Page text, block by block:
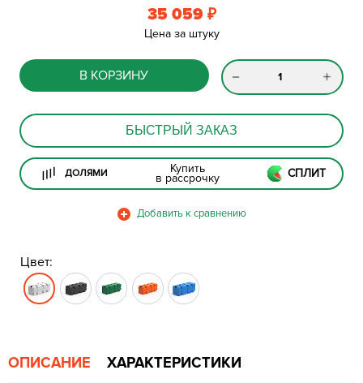
35 059 ₽
Цена за штуку
В КОРЗИНУ
БЫСТРЫЙ ЗАКАЗ
ДОЛЯМИ Купить
в рассрочку СПЛИТ
Цвет:
ОПИСАНИЕ ХАРАКТЕРИСТИКИ